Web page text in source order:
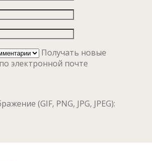
Получать новые
электронной почте
(GIF, PNG, JPG, JPEG):